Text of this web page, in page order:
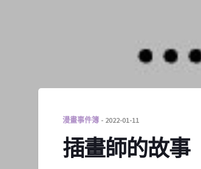
漫畫事件簿 2022-01-11
插畫師的故事